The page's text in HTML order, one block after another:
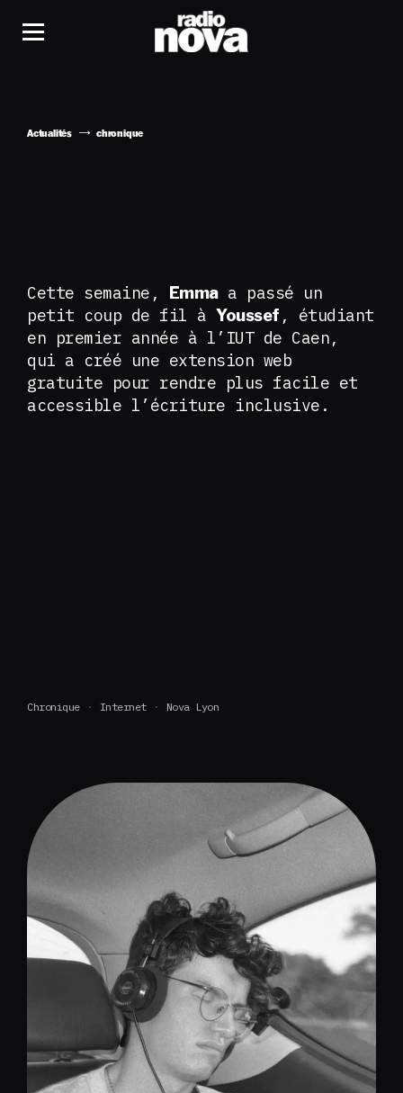
Actualités chronique
Cette semaine, Emmaa passé un
petit coup de fil à Youssef , étudiant
en premier année à l’IUT de Caen,
qui a créé une extension web
gratuite pour rendre plus facile et
accessible l’écriture inclusive.
Chronique Internet Nova Lyon